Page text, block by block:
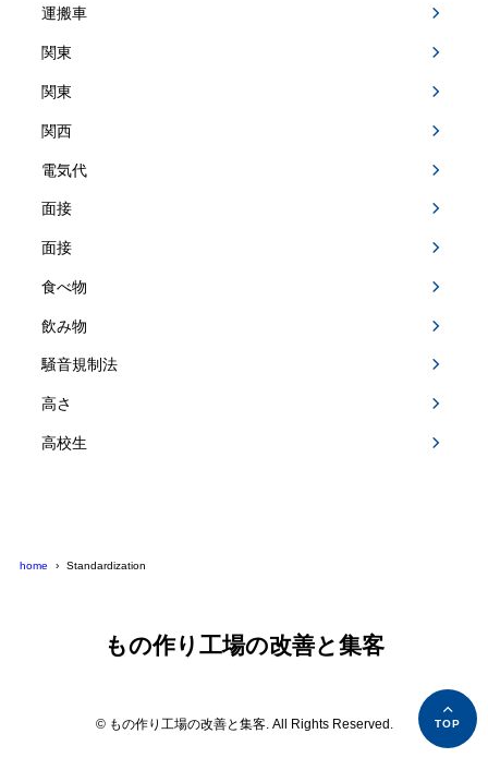
運搬車
関東
関東
関西
電気代
面接
面接
食べ物
飲み物
騒音規制法
高さ
高校生
home Standardization
もの作り工場の改善と集客
© もの作り工場の改善と集客. All Rights Reserved.